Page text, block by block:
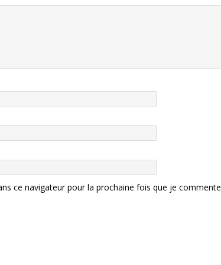
ce navigateur pour la prochaine fois que je